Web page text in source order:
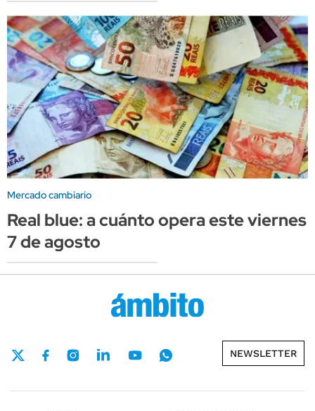
Mercado cambiario
Real blue: a cuánto opera este viernes
7 de agosto
NEWSLETTER